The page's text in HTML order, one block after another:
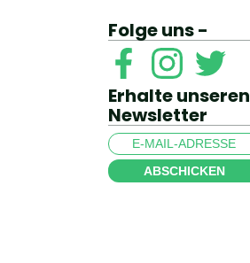
Folge uns -
Erhalte unseren
Newsletter
ABSCHICKEN